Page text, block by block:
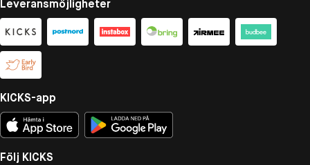
Leveransmöjligheter
KICKS-app
Följ KICKS